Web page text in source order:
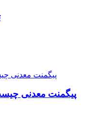
پیگمنت معدنی